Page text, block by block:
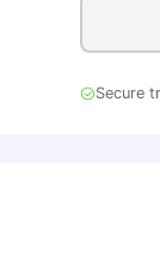
Secure